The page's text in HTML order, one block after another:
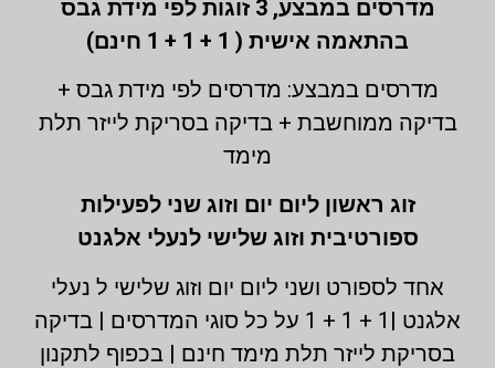
מדרסים במבצע,
3 זוגות לפי מידת גבס
בהתאמה אישית ( 1 + 1 + 1 חינם)
מדרסים במבצע: מדרסים לפי מידת גבס +
בדיקה ממוחשבת + בדיקה בסריקת לייזר תלת
מימד
זוג ראשון ליום יום וזוג שני לפעילות
ספורטיבית וזוג שלישי לנעלי אלגנט
אחד לספורט ושני ליום יום וזוג שלישי ל נעלי
אלגנט |1 + 1 + 1 על כל סוגי המדרסים | בדיקה
בסריקת לייזר תלת מימד חינם | בכפוף לתקנון